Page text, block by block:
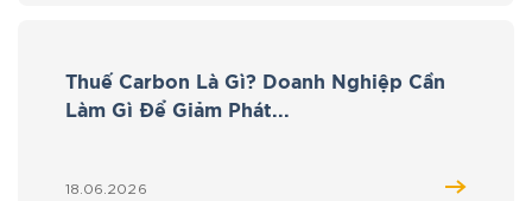
Thuế Carbon Là Gì? Doanh Nghiệp Cần
Làm Gì Để Giảm Phát...
18.06.2026